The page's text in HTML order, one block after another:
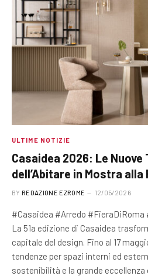
ULTIME NOTIZIE
Casaidea 2026: Le Nuove
dell’Abitare in Mostra alla
BY REDAZIONE EZROME 12/05/2026
#Casaidea #Arredo #FieraDiRoma
La 51a edizione di Casaidea
capitale del design. Fino al 17
tendenze per spazi interni ed
sostenibilità e la grande eccellenza